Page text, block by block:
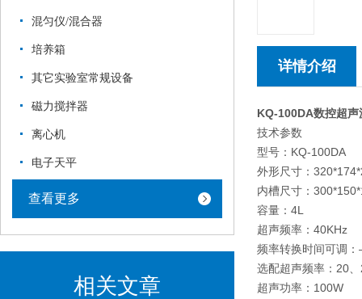
混匀仪/混合器
培养箱
其它实验室常规设备
磁力搅拌器
离心机
电子天平
查看更多
相关文章
详情介绍
KQ-100DA数控超声
技术参数
型号：KQ-100DA
外形尺寸：
内槽尺寸：
容量：4L
超声频率：40KHz
频率转换时间可调
选配超声频率：20
超声功率：100W